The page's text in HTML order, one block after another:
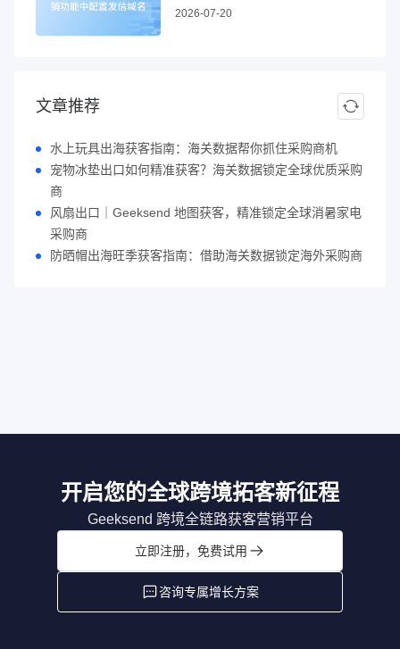
2026-07-20
文章推荐
水上玩具出海获客指南：海关数据帮你抓住采购商机
宠物冰垫出口如何精准获客？海关数据锁定全球优质采购
商
风扇出口｜Geeksend 地图获客，精准锁定全球消暑家电
采购商
防晒帽出海旺季获客指南：借助海关数据锁定海外采购商
开启您的全球跨境拓客新征程
Geeksend 跨境全链路获客营销平台
立即注册，免费试用
咨询专属增长方案